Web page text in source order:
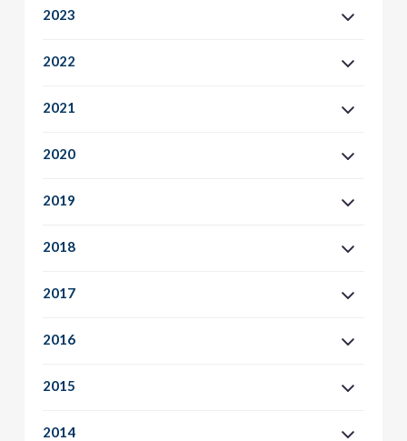
2023
2022
2021
2020
2019
2018
2017
2016
2015
2014